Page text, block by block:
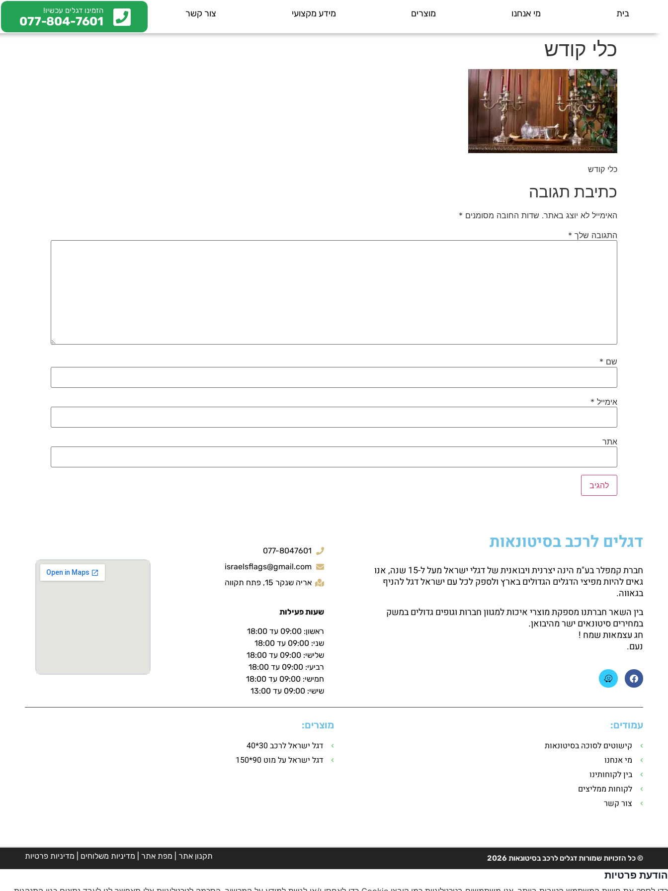
בית מי אנחנו מוצרים מידע מקצועי צור קשר הזמינו דגלים עכשיו!
077-804-7601
כלי קודש
כלי קודש
כתיבת תגובה
האימייל לא יוצג באתר. שדות החובה מסומנים *
התגובה שלך *
שם *
אימייל *
אתר
דגלים לרכב בסיטונאות
חברת קמפלר בע"מ הינה יצרנית ויבואנית של דגלי ישראל מעל ל-15 שנה, אנו
גאים להיות מפיצי הדגלים הגדולים בארץ ולספק לכל עם ישראל דגל להניף
בגאווה.
בין השאר חברתנו מספקת מוצרי איכות למגוון חברות וגופים גדולים במשק
במחירים סיטונאים ישר מהיבואן.
חג עצמאות שמח !
נעם.
077-8047601
israelsflags@gmail.com
אריה שנקר 15, פתח תקווה
שעות פעילות
ראשון: 09:00 עד 18:00
שני: 09:00 עד 18:00
שלישי: 09:00 עד 18:00
רביעי: 09:00 עד 18:00
חמישי: 09:00 עד 18:00
שישי: 09:00 עד 13:00
עמודים:
קישוטים לסוכה בסיטונאות
מי אנחנו
בין לקוחותינו
לקוחות ממליצים
צור קשר
מוצרים:
דגל ישראל לרכב 30*40
דגל ישראל על מוט 90*150
© כל הזכויות שמורות דגלים לרכב בסיטונאות 2026 תקנון אתר מפת אתר מדיניות משלוחים מדיניות פרטיות
הודעת פרטיות